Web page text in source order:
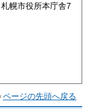
幌市役所本庁舎7
ページの先頭へ戻る